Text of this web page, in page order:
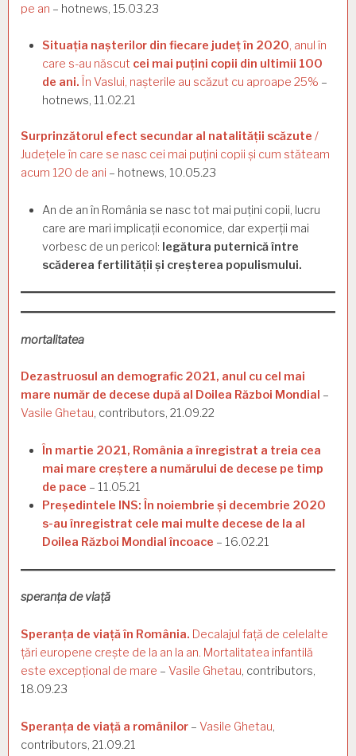
pe an – hotnews, 15.03.23
Situația nașterilor din fiecare județ în 2020, anul în
care s-au născut cei mai puțini copii din ultimii 100
de ani. În Vaslui, nașterile au scăzut cu aproape 25% –
hotnews, 11.02.21
Surprinzătorul efect secundar al natalității scăzute /
Județele în care se nasc cei mai puțini copii și cum stăteam
acum 120 de ani – hotnews, 10.05.23
An de an în România se nasc tot mai puțini copii, lucru
care are mari implicații economice, dar experții mai
vorbesc de un pericol: legătura puternică între
scăderea fertilității și creșterea populismului.
mortalitatea
Dezastruosul an demografic 2021, anul cu cel mai
mare număr de decese după al Doilea Război Mondial –
Vasile Ghetau, contributors, 21.09.22
În martie 2021, România a înregistrat a treia cea
mai mare creștere a numărului de decese pe timp
de pace – 11.05.21
Președintele INS: În noiembrie și decembrie 2020
s-au înregistrat cele mai multe decese de la al
Doilea Război Mondial încoace – 16.02.21
speranța de viață
Speranța de viață în România. Decalajul față de celelalte
țări europene crește de la an la an. Mortalitatea infantilă
este excepțional de mare – Vasile Ghetau, contributors,
18.09.23
Speranța de viață a românilor – Vasile Ghetau,
contributors, 21.09.21